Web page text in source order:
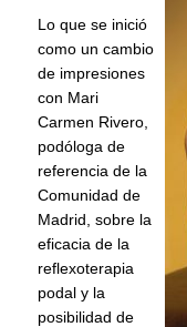
Lo que se inició
como un cambio
de impresiones
con Mari
Carmen Rivero,
podóloga de
referencia de la
Comunidad de
Madrid, sobre la
eficacia de la
reflexoterapia
podal y la
posibilidad de